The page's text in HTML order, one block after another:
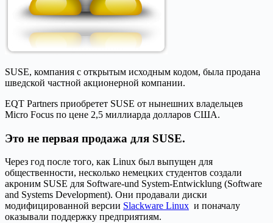
SUSE, компания с открытым исходным кодом, была продана
шведской частной акционерной компании.
EQT Partners приобретет SUSE от нынешних владельцев
Micro Focus по цене 2,5 миллиарда долларов США.
Это не первая продажа для SUSE.
Через год после того, как Linux был выпущен для
общественности, несколько немецких студентов создали
акроним SUSE для Software-und System-Entwicklung (Software
and Systems Development). Они продавали диски
модифицированной версии Slackware Linux и поначалу
оказывали поддержку предприятиям.